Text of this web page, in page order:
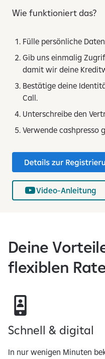
Wie funktioniert das?
Fülle persönliche
Gib uns einmalig
damit wir deine
Bestätige deine
Call.
Unterschreibe den
Verwende cashpresso
Video-Anleitung
Deine
flexiblen
Schnell & digital
In nur wenigen Minuten